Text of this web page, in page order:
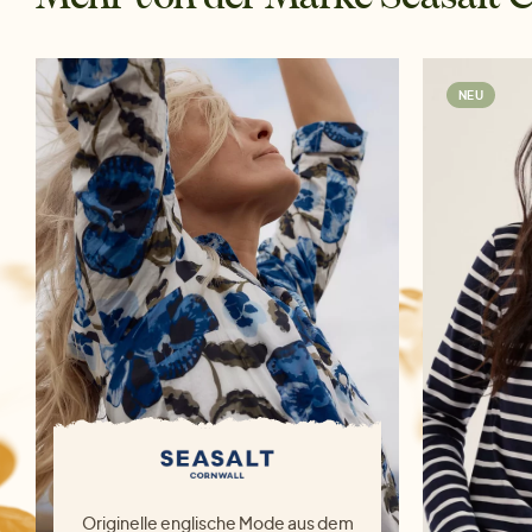
Originelle englische Mode aus dem
NEU